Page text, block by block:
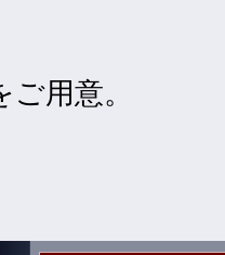
用意。